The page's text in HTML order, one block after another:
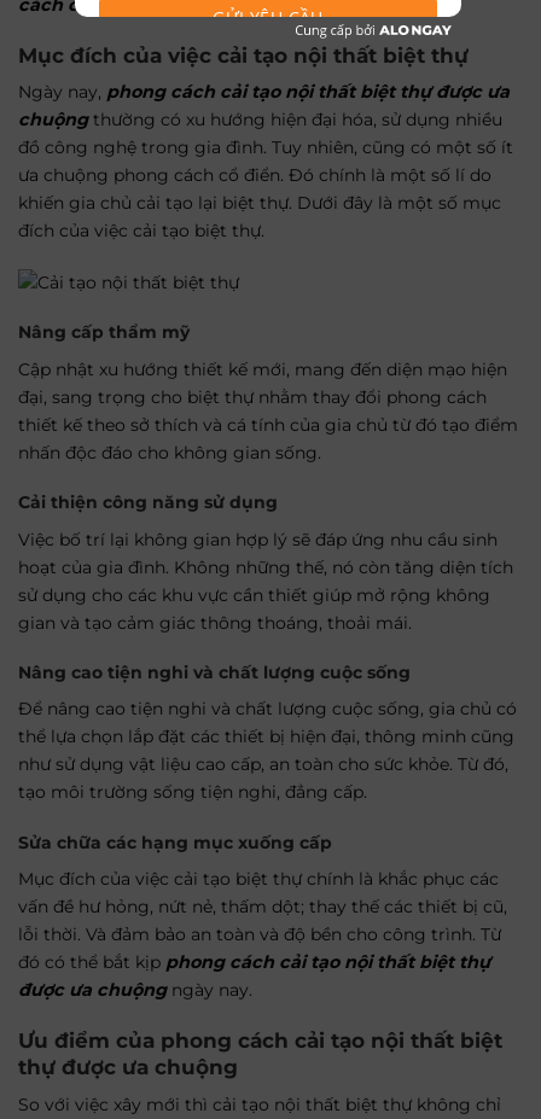
cách cải tạo nội thất biệt thự được ưa chuộng .
Mục đích của việc cải tạo nội thất biệt thự
Ngày nay, phong cách cải tạo nội thất biệt thự được ưa
chuộngthường có xu hướng hiện đại hóa, sử dụng nhiều
đồ công nghệ trong gia đình. Tuy nhiên, cũng có một số ít
ưa chuộng phong cách cổ điển. Đó chính là một số lí do
khiến gia chủ cải tạo lại biệt thự. Dưới đây là một số mục
đích của việc cải tạo biệt thự.
Nâng cấp thẩm mỹ
Cập nhật xu hướng thiết kế mới, mang đến diện mạo hiện
đại, sang trọng cho biệt thự nhằm thay đổi phong cách
thiết kế theo sở thích và cá tính của gia chủ từ đó tạo điểm
nhấn độc đáo cho không gian sống.
Cải thiện công năng sử dụng
Việc bố trí lại không gian hợp lý sẽ đáp ứng nhu cầu sinh
hoạt của gia đình. Không những thế, nó còn tăng diện tích
sử dụng cho các khu vực cần thiết giúp mở rộng không
gian và tạo cảm giác thông thoáng, thoải mái.
Nâng cao tiện nghi và chất lượng cuộc sống
Để nâng cao tiện nghi và chất lượng cuộc sống, gia chủ có
thể lựa chọn lắp đặt các thiết bị hiện đại, thông minh cũng
như sử dụng vật liệu cao cấp, an toàn cho sức khỏe. Từ đó,
tạo môi trường sống tiện nghi, đẳng cấp.
Sửa chữa các hạng mục xuống cấp
Mục đích của việc cải tạo biệt thự chính là khắc phục các
vấn đề hư hỏng, nứt nẻ, thấm dột; thay thế các thiết bị cũ,
lỗi thời. Và đảm bảo an toàn và độ bền cho công trình. Từ
đó có thể bắt kịp phong cách cải tạo nội thất biệt thự
được ưa chuộng ngày nay.
Ưu điểm của phong cách cải tạo nội thất biệt
thự được ưa chuộng
So với việc xây mới thì cải tạo nội thất biệt thự không chỉ
GỬI YÊU CẦU